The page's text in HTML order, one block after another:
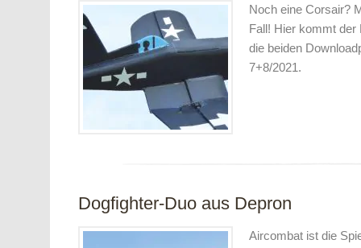
Noch eine Corsair?
Fall! Hier kommt der
die beiden
7+8/2021.
Dogfighter-Duo aus Depron
Aircombat ist die